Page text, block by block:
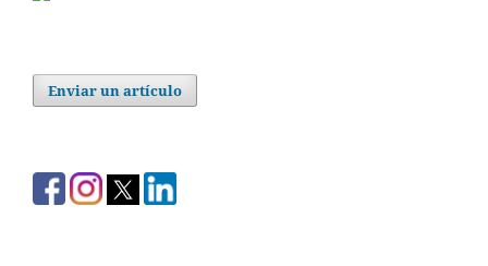
Enviar un artículo